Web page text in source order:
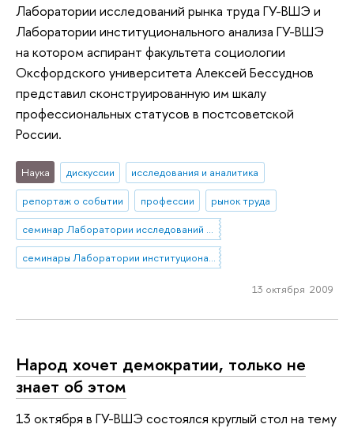
Лаборатории исследований рынка труда ГУ-ВШЭ и
Лаборатории институционального анализа ГУ-ВШЭ
на котором аспирант факультета социологии
Оксфордского университета Алексей Бессуднов
представил сконструированную им шкалу
профессиональных статусов в постсоветской
России.
Наука дискуссии
исследования и аналитика
репортаж о событии
профессии
рынок труда
семинар Лаборатории исследований рынка труда (ЛИРТ)
семинары Лаборатории институционального анализа экономических реформ (ЛИА)
13 октября 2009
Народ хочет демократии, только не
знает об этом
13 октября в ГУ-ВШЭ состоялся круглый стол на тему